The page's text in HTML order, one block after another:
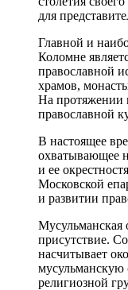
для
Главной и
Коломне
православной
храмов,
На протяжении
православной
В настоящее
охватывающее
и ее
Московской
и развитии
Мусульманская
присутствие.
насчитывает
религиозной